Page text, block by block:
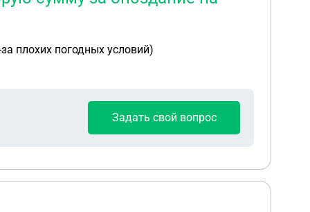
плохих погодных условий)
Задать свой вопрос